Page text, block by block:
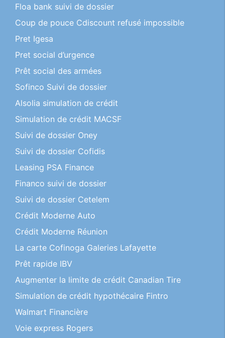
Floa bank suivi de dossier
Coup de pouce Cdiscount refusé impossible
Pret Igesa
Pret social d’urgence
Prêt social des armées
Sofinco Suivi de dossier
Alsolia simulation de crédit
Simulation de crédit MACSF
Suivi de dossier Oney
Suivi de dossier Cofidis
Leasing PSA Finance
Financo suivi de dossier
Suivi de dossier Cetelem
Crédit Moderne Auto
Crédit Moderne Réunion
La carte Cofinoga Galeries Lafayette
Prêt rapide IBV
Augmenter la limite de crédit Canadian Tire
Simulation de crédit hypothécaire Fintro
Walmart Financière
Voie express Rogers